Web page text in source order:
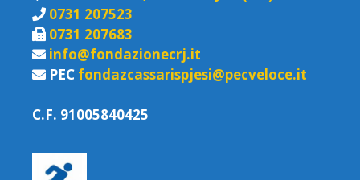
0731 207523
0731 207683
info@fondazionecrj.it
PEC fondazcassarispjesi@pecveloce.it
C.F. 91005840425